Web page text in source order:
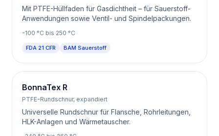
Mit PTFE-Hüllfaden für Gasdichtheit – für Sauerstoff-
Anwendungen sowie Ventil- und Spindelpackungen.
-100 °C bis 250 °C
FDA 21 CFR BAM Sauerstoff
BonnaTex R
PTFE-Rundschnur, expandiert
Universelle Rundschnur für Flansche, Rohrleitungen,
HLK-Anlagen und Wärmetauscher.